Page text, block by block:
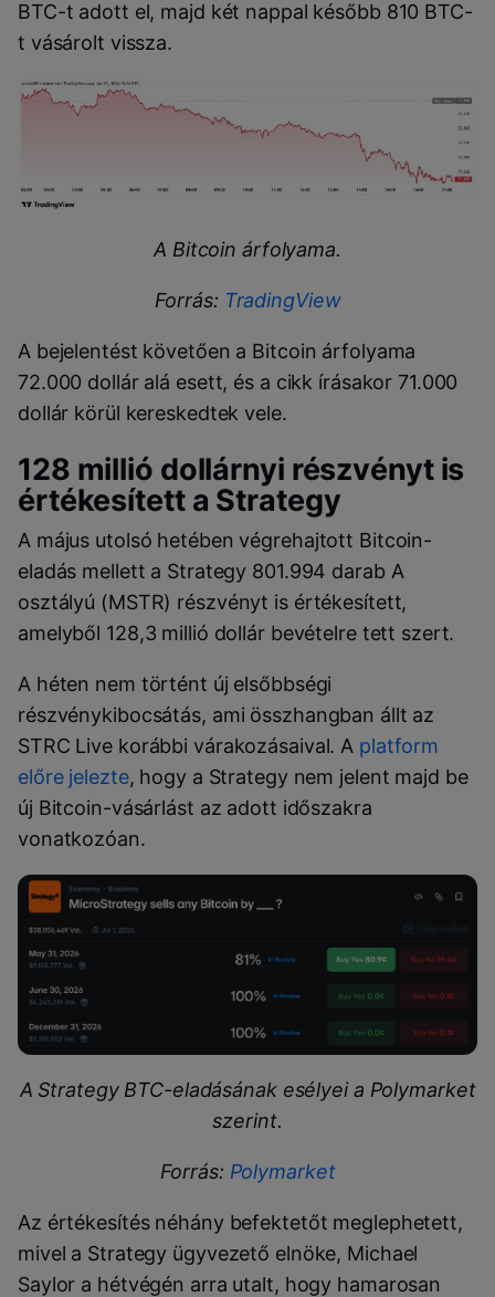
BTC-t adott el, majd két nappal később 810 BTC-
t vásárolt vissza.
A Bitcoin árfolyama.
Forrás: TradingView
A bejelentést követően a Bitcoin árfolyama
72.000 dollár alá esett, és a cikk írásakor 71.000
dollár körül kereskedtek vele.
128 millió dollárnyi részvényt is
értékesített a Strategy
A május utolsó hetében végrehajtott Bitcoin-
eladás mellett a Strategy 801.994 darab A
osztályú (MSTR) részvényt is értékesített,
amelyből 128,3 millió dollár bevételre tett szert.
A héten nem történt új elsőbbségi
részvénykibocsátás, ami összhangban állt az
STRC Live korábbi várakozásaival. A platform
előre jelezte, hogy a Strategy nem jelent majd be
új Bitcoin-vásárlást az adott időszakra
vonatkozóan.
A Strategy BTC-eladásának esélyei a Polymarket
szerint.
Forrás: Polymarket
Az értékesítés néhány befektetőt meglephetett,
mivel a Strategy ügyvezető elnöke, Michael
Saylor a hétvégén arra utalt, hogy hamarosan